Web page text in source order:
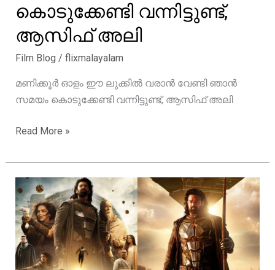
കൊടുക്കേണ്ടി വന്നിട്ടുണ്ട്,
ആസിഫ് അലി
Film Blog / flixmalayalam
മണിക്കൂർ ഓളം ഈ ലുക്കിൽ വരാൻ വേണ്ടി ഞാൻ
സമയം കൊടുക്കേണ്ടി വന്നിട്ടുണ്ട്, ആസിഫ് അലി
മണിക്കൂർ
ഈ
ലുക്കിൽ
വരാൻ
വേണ്ടി
ഞാൻ
സമയം
കൊടുക്കേണ്ടി
Read More »